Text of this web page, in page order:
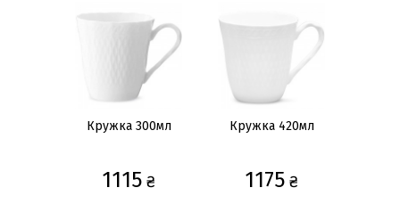
Кружка 300мл
1115 ₴
Кружка 420мл
1175 ₴